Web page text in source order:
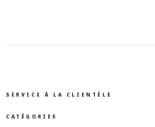
SERVICE À LA CLIENTÈLE
CATÉGORIES